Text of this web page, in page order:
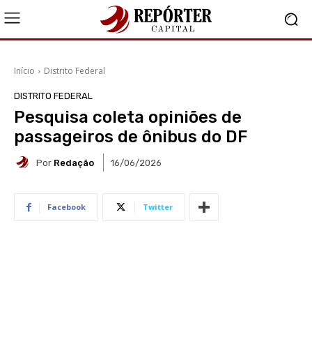
Início Distrito Federal
DISTRITO FEDERAL
Pesquisa coleta opiniões de
passageiros de ônibus do DF
Por Redação 16/06/2026
Facebook Twitter